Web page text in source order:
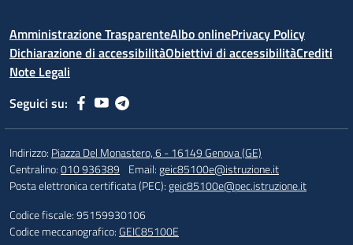
Amministrazione TrasparenteAlbo onlinePrivacy Policy
Dichiarazione di accessibilitàObiettivi di accessibilitàCrediti
Note Legali
Seguici su:
Indirizzo: Piazza Del Monastero, 6 - 16149 Genova (GE)
Centralino:010 936389 Email:geic85100e@istruzione.it
Posta elettronica certificata (PEC):geic85100e@pec.istruzione.it
Codice fiscale: 95159930106
Codice meccanografico:GEIC85100E